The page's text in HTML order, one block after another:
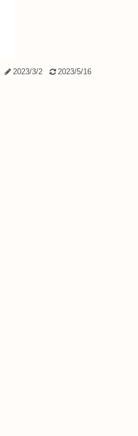
2023/3/2 2023/5/16